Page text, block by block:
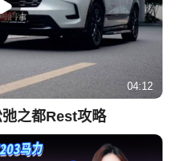
04:12
之都Rest攻略